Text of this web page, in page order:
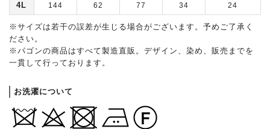
4L 144 62 77 34 24
※サイズは若干の誤差が生じる場合がございます。予めご了承く
ださい。
※パゴンの商品はすべて製造直販。デザイン、染め、販売までを
一貫して行っております。
お洗濯について